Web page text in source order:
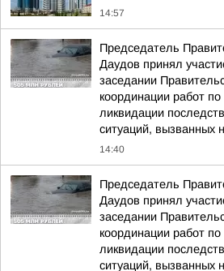
14:57
Председатель
Даудов принял
заседании
координации работ
ликвидации
ситуаций, вызванных
14:40
Председатель
Даудов принял
заседании
координации работ
ликвидации
ситуаций, вызванных